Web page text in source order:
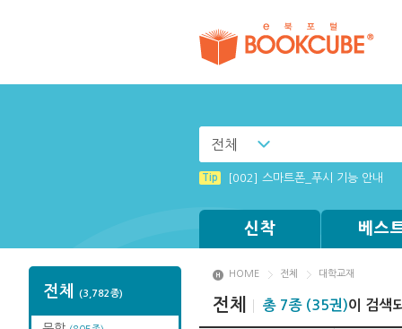
전체
Tip [002] 스마트폰_푸시 기능 안내
신착 베스
전체 (3,782종)
HOME 전체 대학교재
전체 총 7종 (35권)이 검색